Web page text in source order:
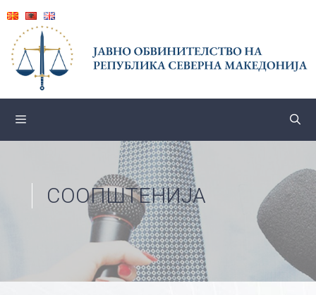
content
СООПШТЕНИЈА